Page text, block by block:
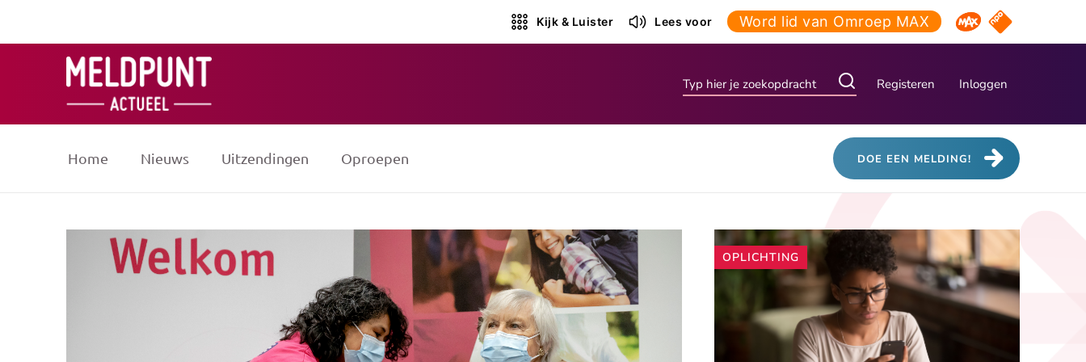
Kijk & Luister Lees voor Word lid van Omroep MAX Omroep MAX
NPO Start
Registeren Inloggen
Home Nieuws Uitzendingen Oproepen DOE EEN MELDING!
Andere
artikelen
OPLICHTING